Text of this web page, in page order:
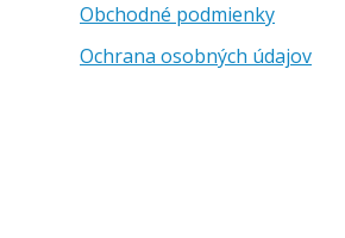
Obchodné podmienky
Ochrana osobných údajov